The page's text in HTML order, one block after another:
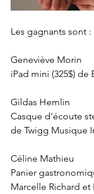
Les gagnants sont :
Geneviève Morin
iPad mini (325$) de
Gildas Hemlin
Casque d’écoute
de Twigg Musique
Céline Mathieu
Panier
Marcelle Richard